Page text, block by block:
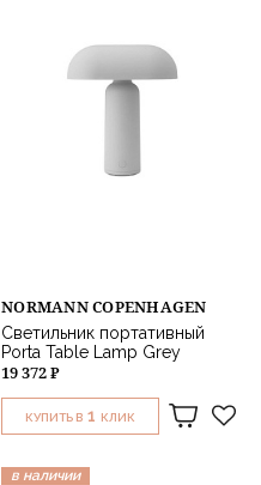
NORMANN COPENHAGEN
Светильник портативный
Porta Table Lamp Grey
19 372 ₽
КУПИТЬ В 1 КЛИК
в наличии